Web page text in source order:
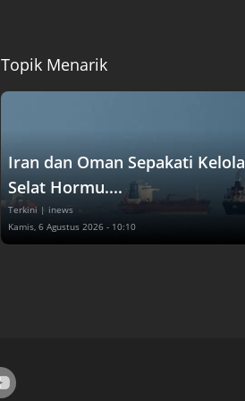
Topik Menarik
Iran dan Oman Sepakati Kelola
Selat Hormu....
Terkini | inews
Kamis, 6 Agustus 2026 - 10:10